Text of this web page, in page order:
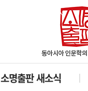
소명출판 새소식